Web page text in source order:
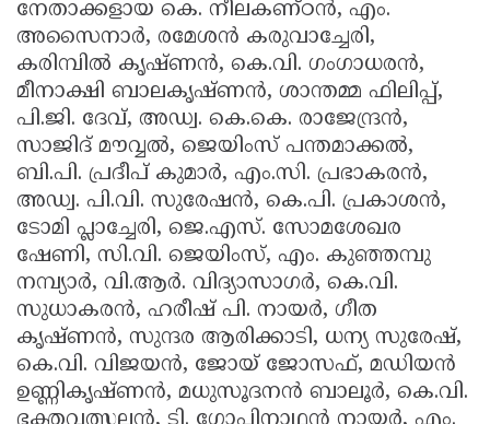
നേതാക്കളായ കെ. നീലകണ്ഠൻ, എം.
അസൈനാർ, രമേശൻ കരുവാച്ചേരി,
കരിമ്പിൽ കൃഷ്ണൻ, കെ.വി. ഗംഗാധരൻ,
മീനാക്ഷി ബാലകൃഷ്ണൻ, ശാന്തമ്മ ഫിലിപ്പ്,
പി.ജി. ദേവ്, അഡ്വ. കെ.കെ. രാജേന്ദ്രൻ,
സാജിദ് മൗവ്വൽ, ജെയിംസ് പന്തമാക്കൽ,
ബി.പി. പ്രദീപ് കുമാർ, എം.സി. പ്രഭാകരൻ,
അഡ്വ. പി.വി. സുരേഷൻ, കെ.പി. പ്രകാശൻ,
ടോമി പ്ലാച്ചേരി, ജെ.എസ്. സോമശേഖര
ഷേണി, സി.വി. ജെയിംസ്, എം. കുഞ്ഞമ്പു
നമ്പ്യാർ, വി.ആർ. വിദ്യാസാഗർ, കെ.വി.
സുധാകരൻ, ഹരീഷ് പി. നായർ, ഗീത
കൃഷ്ണൻ, സുന്ദര ആരിക്കാടി, ധന്യ സുരേഷ്,
കെ.വി. വിജയൻ, ജോയ് ജോസഫ്, മഡിയൻ
ഉണ്ണികൃഷ്ണൻ, മധുസൂദനൻ ബാലൂർ, കെ.വി.